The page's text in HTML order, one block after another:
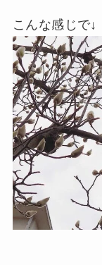
こんな感じで↓